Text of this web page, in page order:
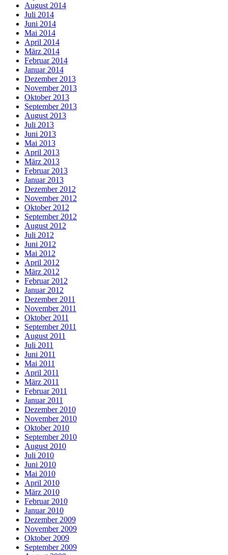
August 2014
Juli 2014
Juni 2014
Mai 2014
April 2014
März 2014
Februar 2014
Januar 2014
Dezember 2013
November 2013
Oktober 2013
September 2013
August 2013
Juli 2013
Juni 2013
Mai 2013
April 2013
März 2013
Februar 2013
Januar 2013
Dezember 2012
November 2012
Oktober 2012
September 2012
August 2012
Juli 2012
Juni 2012
Mai 2012
April 2012
März 2012
Februar 2012
Januar 2012
Dezember 2011
November 2011
Oktober 2011
September 2011
August 2011
Juli 2011
Juni 2011
Mai 2011
April 2011
März 2011
Februar 2011
Januar 2011
Dezember 2010
November 2010
Oktober 2010
September 2010
August 2010
Juli 2010
Juni 2010
Mai 2010
April 2010
März 2010
Februar 2010
Januar 2010
Dezember 2009
November 2009
Oktober 2009
September 2009